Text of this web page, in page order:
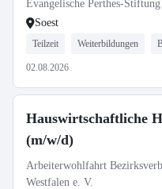
Evangelische Perthes-
Soest
Teilzeit Weiterbildungen
02.08.2026
Hauswirtschaftliche
(m/w/d)
Arbeiterwohlfahrt
Westfalen e. V.